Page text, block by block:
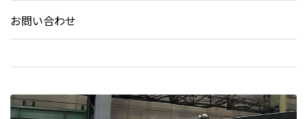
お問い合わせ